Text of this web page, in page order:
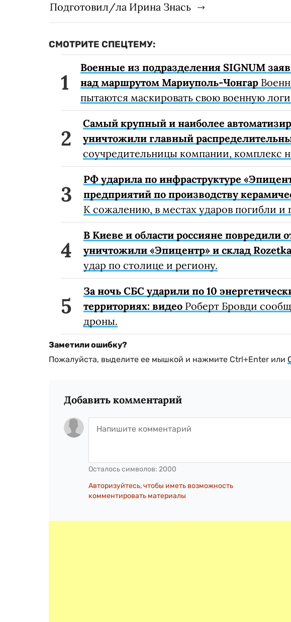
Подготовил/ла Ирина Знась
СМОТРИТЕ СПЕЦТЕМУ:
Военные из подразделения SIGNUM
над маршрутом Мариуполь-Чонгар
пытаются маскировать свою военную
Самый крупный и наиболее
уничтожили главный
соучредительницы компании, комплекс
РФ ударила по инфраструктуре
предприятий по производству
К сожалению, в местах ударов погибли и
В Киеве и области россияне повредили
уничтожили «Эпицентр» и склад
удар по столице и региону.
За ночь СБС ударили по 10
территориях: видео Роберт Бровди
дроны.
Заметили ошибку?
Пожалуйста, выделите ее мышкой и нажмите Ctrl+Enter или
Добавить комментарий
Осталось символов: 2000
Авторизуйтесь, чтобы иметь возможность
комментировать материалы